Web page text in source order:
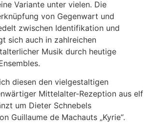
Variante unter vielen. Die
von Gegenwart und
zwischen Identifikation und
sich auch in zahlreichen
Musik durch heutige
diesen den vielgestaltigen
Mittelalter-Rezeption aus elf
um Dieter Schnebels
Guillaume de Machauts „Kyrie“.